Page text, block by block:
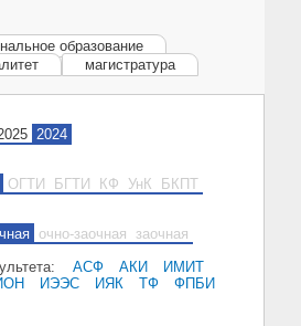
образование
магистратура
2024
ОГТИ БГТИ КФ УнК БКПТ
очно-заочная
заочная
АСФ АКИ
ИМИТ
ИЭЭС ИЯК ТФ
ФПБИ